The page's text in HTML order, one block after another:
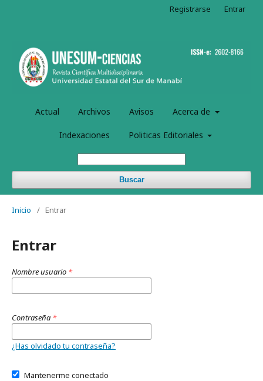
Actual Archivos Avisos Acerca de
Indexaciones Politicas Editoriales
Buscar
Registrarse Entrar
Inicio / Entrar
Entrar
Nombre usuario *
Contraseña *
¿Has olvidado tu contraseña?
Mantenerme conectado